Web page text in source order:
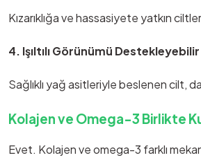
Kızarıklığa ve hassasiyete yatkın
4. Işıltılı Görünümü Destekleyebilir
Sağlıklı yağ asitleriyle beslenen cilt,
Kolajen ve Omega-3 Birlikte
Evet. Kolajen ve omega-3 farklı